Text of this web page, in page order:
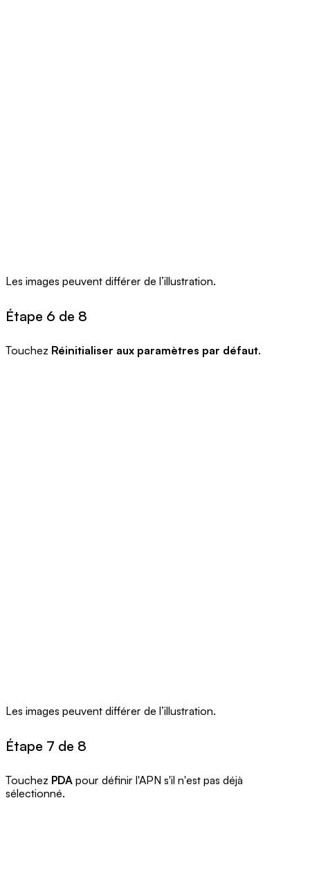
Les images peuvent différer de l’illustration.
Étape 6 de 8
Touchez Réinitialiser aux paramètres par défaut.
Les images peuvent différer de l’illustration.
Étape 7 de 8
Touchez PDA pour définir l'APN s'il n'est pas déjà
sélectionné.